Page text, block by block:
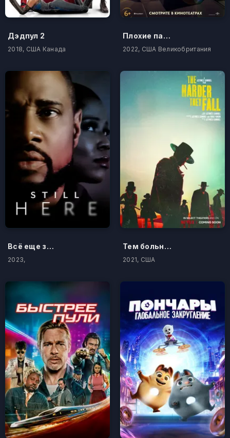
Дэдпул 2
2018, США Канада
Плохие парни
2022, США Великобритания
Всё еще здесь
2023,
Тем больнее падать
2021, США